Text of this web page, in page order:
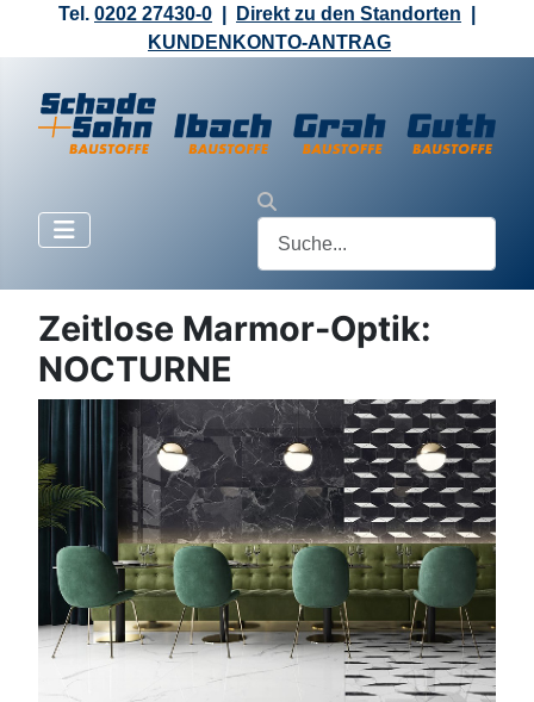
Tel. 0202 27430-0 Direkt zu den Standorten
KUNDENKONTO-ANTRAG
Zeitlose Marmor-Optik:
NOCTURNE